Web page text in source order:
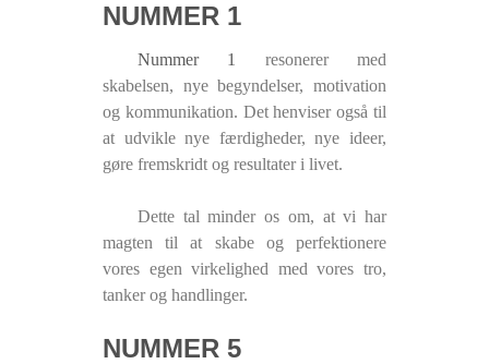
NUMMER 1
Nummer 1
resonerer med
skabelsen, nye begyndelser, motivation
og kommunikation. Det henviser også til
at udvikle nye færdigheder, nye ideer,
gøre fremskridt og resultater i livet.
Dette tal minder os om, at vi har
magten til at skabe og perfektionere
vores egen virkelighed med vores tro,
tanker og handlinger.
NUMMER 5